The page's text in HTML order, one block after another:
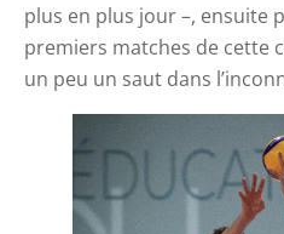
plus en plus jour –, ensuite
premiers matches de cette
un peu un saut dans